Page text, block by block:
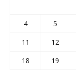
4
5
11
12
18
19